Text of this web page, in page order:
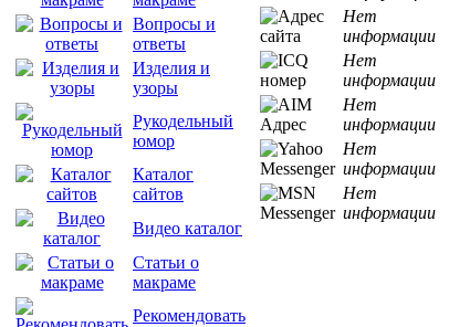
Вопросы и
ответы
Изделия и
узоры
Рукодельный
юмор
Каталог
сайтов
Видео каталог
Статьи о
макраме
Рекомендовать
Нет
информации
Нет
информации
Нет
информации
Нет
информации
Нет
информации